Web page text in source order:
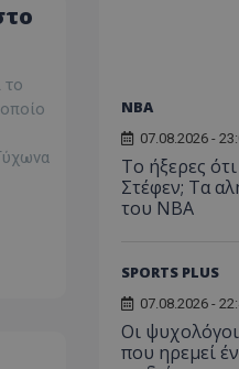
το
NBA
07.08.2026 -
Το ήξερες
Στέφεν; Τα
του NBA
SPORTS PLUS
07.08.2026 -
Οι
που ηρεμεί